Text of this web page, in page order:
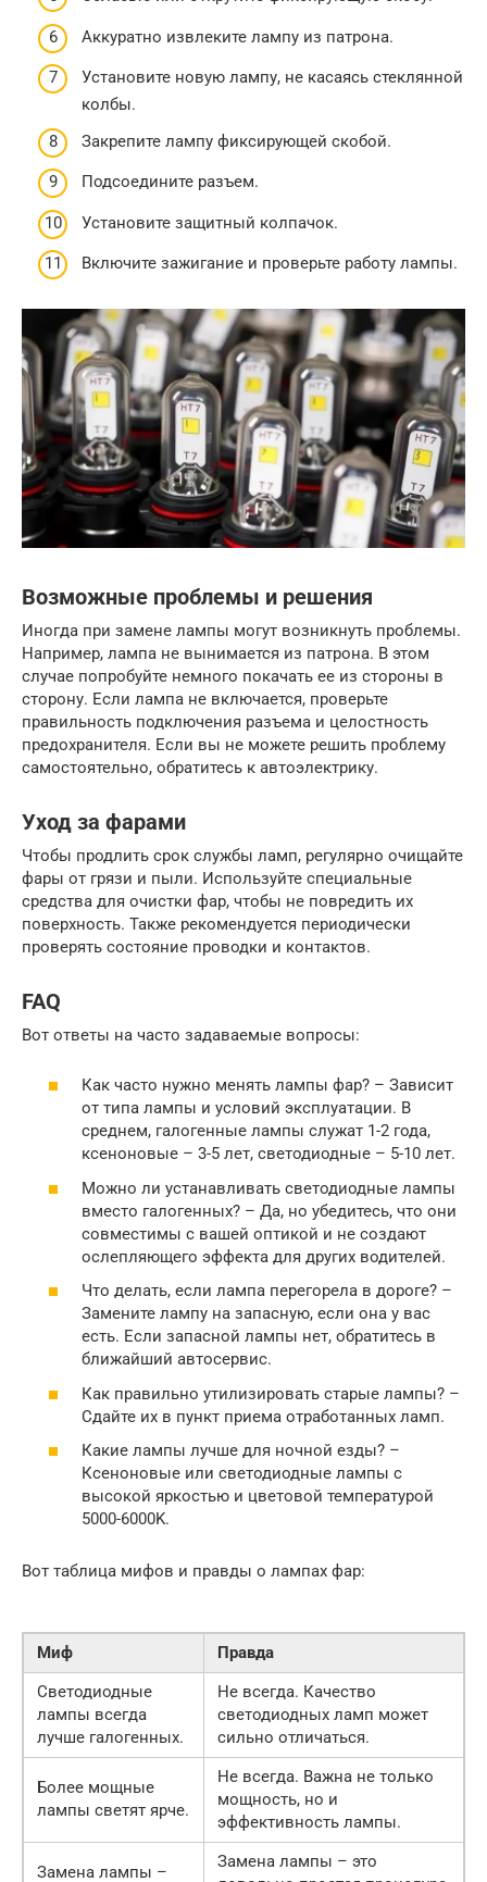
Аккуратно извлеките лампу из патрона.
Установите новую лампу, не касаясь стеклянной
колбы.
Закрепите лампу фиксирующей скобой.
Подсоедините разъем.
Установите защитный колпачок.
Включите зажигание и проверьте работу лампы.
Возможные проблемы и решения
Иногда при замене лампы могут возникнуть проблемы.
Например, лампа не вынимается из патрона. В этом
случае попробуйте немного покачать ее из стороны в
сторону. Если лампа не включается, проверьте
правильность подключения разъема и целостность
предохранителя. Если вы не можете решить проблему
самостоятельно, обратитесь к автоэлектрику.
Уход за фарами
Чтобы продлить срок службы ламп, регулярно очищайте
фары от грязи и пыли. Используйте специальные
средства для очистки фар, чтобы не повредить их
поверхность. Также рекомендуется периодически
проверять состояние проводки и контактов.
FAQ
Вот ответы на часто задаваемые вопросы:
Как часто нужно менять лампы фар? – Зависит
от типа лампы и условий эксплуатации. В
среднем, галогенные лампы служат 1-2 года,
ксеноновые – 3-5 лет, светодиодные – 5-10 лет.
Можно ли устанавливать светодиодные лампы
вместо галогенных? – Да, но убедитесь, что они
совместимы с вашей оптикой и не создают
ослепляющего эффекта для других водителей.
Что делать, если лампа перегорела в дороге? –
Замените лампу на запасную, если она у вас
есть. Если запасной лампы нет, обратитесь в
ближайший автосервис.
Как правильно утилизировать старые лампы? –
Сдайте их в пункт приема отработанных ламп.
Какие лампы лучше для ночной езды? –
Ксеноновые или светодиодные лампы с
высокой яркостью и цветовой температурой
5000-6000K.
Вот таблица мифов и правды о лампах фар:
Миф
Правда
Светодиодные
лампы всегда
лучше галогенных.
Не всегда. Качество
светодиодных ламп может
сильно отличаться.
Более мощные
лампы светят ярче.
Не всегда. Важна не только
мощность, но и
эффективность лампы.
Замена лампы –
Замена лампы – это